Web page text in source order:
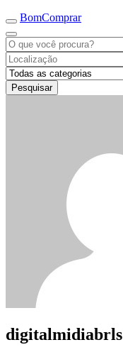
BomComprar
Pesquisar
digitalmidiabrls